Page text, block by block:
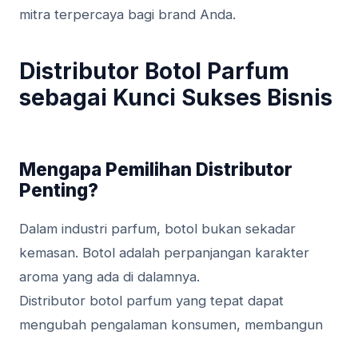
mitra terpercaya bagi brand Anda.
Distributor Botol Parfum
sebagai Kunci Sukses Bisnis
Mengapa Pemilihan Distributor
Penting?
Dalam industri parfum, botol bukan sekadar
kemasan. Botol adalah perpanjangan karakter
aroma yang ada di dalamnya.
Distributor botol parfum yang tepat dapat
mengubah pengalaman konsumen, membangun